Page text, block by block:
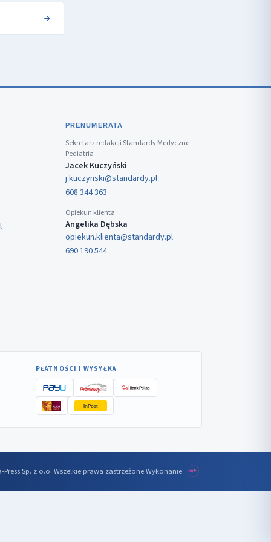
PRENUMERATA
Sekretarz redakcji Standardy Medyczne
Pediatria
Jacek Kuczyński
j.kuczynski@standardy.pl
608 344 363
Opiekun klienta
Angelika Dębska
opiekun.klienta@standardy.pl
690 190 544
PŁATNOŚCI I WYSYŁKA
InPost
Press Sp. z o.o. Wszelkie prawa zastrzeżone.Wykonanie: